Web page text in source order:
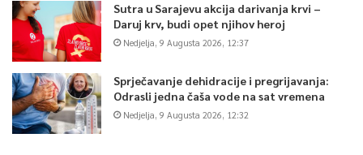
Sutra u Sarajevu akcija darivanja krvi –
Daruj krv, budi opet njihov heroj
Nedjelja, 9 Augusta 2026, 12:37
Sprječavanje dehidracije i pregrijavanja:
Odrasli jedna čaša vode na sat vremena
Nedjelja, 9 Augusta 2026, 12:32